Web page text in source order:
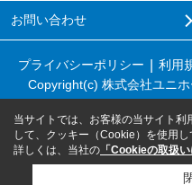
お問い合わせ
プライバシーポリシー 利用
Copyright(c) 株式会社ユニ
当サイトでは、お客様の当サイト利
して、クッキー（Cookie）を使用し
詳しくは、当社の 「Cookieの取扱い